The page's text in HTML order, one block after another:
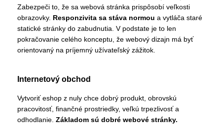
Zabezpeči to, že sa webová stránka prispôsobí veľkosti
obrazovky. Responzivita sa stáva normou a vytláča staré
statické stránky do zabudnutia. V podstate je to len
pokračovanie celého konceptu, že webový dizajn má byť
orientovaný na príjemný užívateľský zážitok.
Internetový obchod
Vytvoriť eshop z nuly chce dobrý produkt, obrovskú
pracovitosť, finančné prostriedky, veľkú trpezlivosť a
odhodlanie. Základom sú dobré webové stránky.